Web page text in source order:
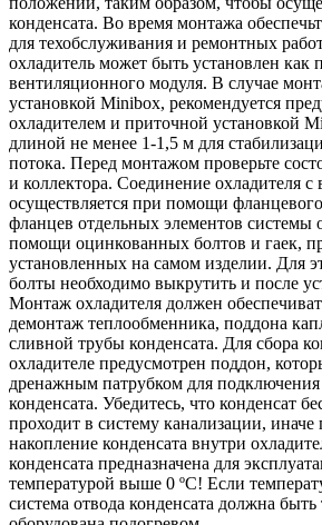
конденсата. Во время монтажа
для техобслуживания и ремонтных
охладитель может быть установлен как
вентиляционного модуля. В случае
установкой Minibox, рекомендуется
охладителем и приточной установкой
длиной не менее 1-1,5 м для
потока. Перед монтажом проверьте
и коллектора. Соединение охладителя с
осуществляется при помощи
фланцев отдельных элементов системы
помощи оцинкованных болтов и гаек,
установленных на самом изделии. Для
болты необходимо выкрутить и после
Монтаж охладителя должен
демонтаж теплообменника, поддона
сливной трубы конденсата. Для сбора
охладителе предусмотрен поддон,
дренажным патрубком для подключения
конденсата. Убедитесь, что конденсат
проходит в систему канализации,
накопление конденсата внутри
конденсата предназначена для
температурой выше 0 ºС! Если
система отвода конденсата должна